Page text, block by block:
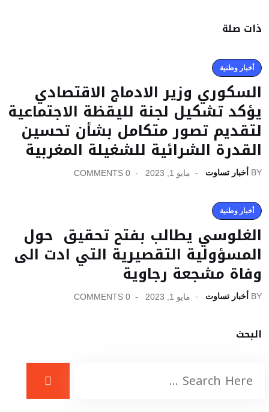
ذات صلة
أخبار وطنية
السكوري وزير الادماج الاقتصادي
يؤكد تشكيل لجنة لليقظة الاجتماعية
لتقديم تصور متكامل بشأن تحسين
القدرة الشرائية للشغيلة المغربية
BY أخبار تساوت مايو 1, 2023 0 COMMENTS
أخبار وطنية
الغلوسي يطالب بفتح تحقيق حول
المسؤولية التقصيرية التي ادت الى
وفاة مشجعة رجاوية
BY أخبار تساوت مايو 1, 2023 0 COMMENTS
البحث